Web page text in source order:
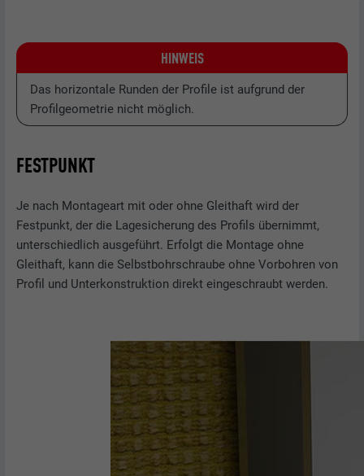
HINWEIS
Das horizontale Runden der Profile ist aufgrund der
Profilgeometrie nicht möglich.
FESTPUNKT
Je nach Montageart mit oder ohne Gleithaft wird der
Festpunkt, der die Lagesicherung des Profils übernimmt,
unterschiedlich ausgeführt. Erfolgt die Montage ohne
Gleithaft, kann die Selbstbohrschraube ohne Vorbohren von
Profil und Unterkonstruktion direkt eingeschraubt werden.